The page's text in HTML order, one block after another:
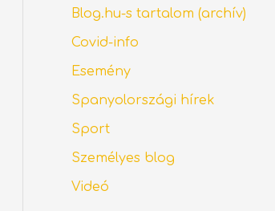
Blog.hu-s tartalom (archív)
Covid-info
Esemény
Spanyolországi hírek
Sport
Személyes blog
Videó